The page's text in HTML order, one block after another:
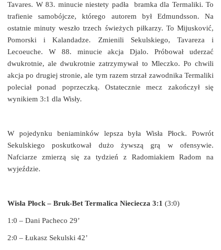
Tavares. W 83. minucie niestety padła bramka dla Termaliki. To
trafienie samobójcze, którego autorem był Edmundsson. Na
ostatnie minuty weszło trzech świeżych piłkarzy. To Mijusković,
Pomorski i Kalandadze. Zmienili Sekulskiego, Tavareza i
Lecoeuche. W 88. minucie akcja Djalo. Próbował uderzać
dwukrotnie, ale dwukrotnie zatrzymywał to Mleczko. Po chwili
akcja po drugiej stronie, ale tym razem strzał zawodnika Termaliki
poleciał ponad poprzeczką. Ostatecznie mecz zakończył się
wynikiem 3:1 dla Wisły.
W pojedynku beniaminków lepsza była Wisła Płock. Powrót
Sekulskiego poskutkował dużo żywszą grą w ofensywie.
Nafciarze zmierzą się za tydzień z Radomiakiem Radom na
wyjeździe.
Wisła Płock – Bruk-Bet Termalica Nieciecza 3:1 (3:0)
1:0 – Dani Pacheco 29’
2:0 – Łukasz Sekulski 42’